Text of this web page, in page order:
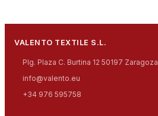
VALENTO TEXTILE S.L.
Plg. Plaza C. Burtina 12 50197 Zaragoza
info@valento.eu
+34 976 595758